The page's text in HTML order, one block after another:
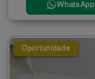
WhatsApp
Oportunidade